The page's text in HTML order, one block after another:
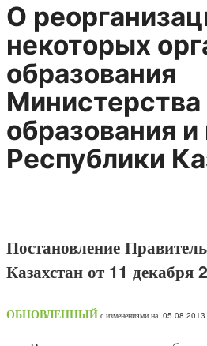
О
некоторых
образования
Министерства
образования и
Республики
Постановление
Казахстан от 11 декабря
ОБНОВЛЕННЫЙ с изменениями на: 05.08.2013